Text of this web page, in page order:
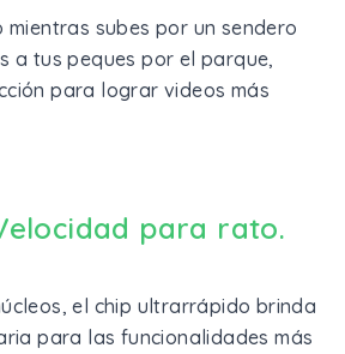
mientras subes por un sendero
a tus peques por el parque,
para lograr videos más
para rato.
el chip ultrarrápido brinda
para las funcionalidades más